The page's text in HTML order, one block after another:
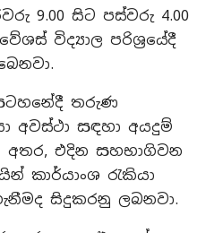
9.00 සිට පස්වරු 4.00
විද්‍යාල පරිශ්‍රයේදී
තරුණ
අවස්ථා සඳහා අයදුම්
එදින සහභාගිවන
කාර්යාංශ රැකියා
සිදුකරනු ලබනවා.